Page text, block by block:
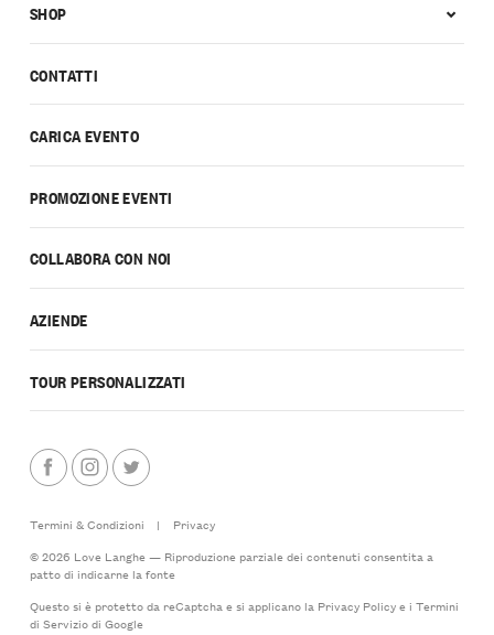
CONTATTI
CARICA EVENTO
PROMOZIONE EVENTI
COLLABORA CON NOI
AZIENDE
TOUR PERSONALIZZATI
SHOP
Termini & Condizioni |
Privacy
© 2026 Love Langhe — Riproduzione parziale dei contenuti consentita a
patto di indicarne la fonte
Questo si è protetto da reCaptcha e si applicano la Privacy Policye i Termini
di Serviziodi Google